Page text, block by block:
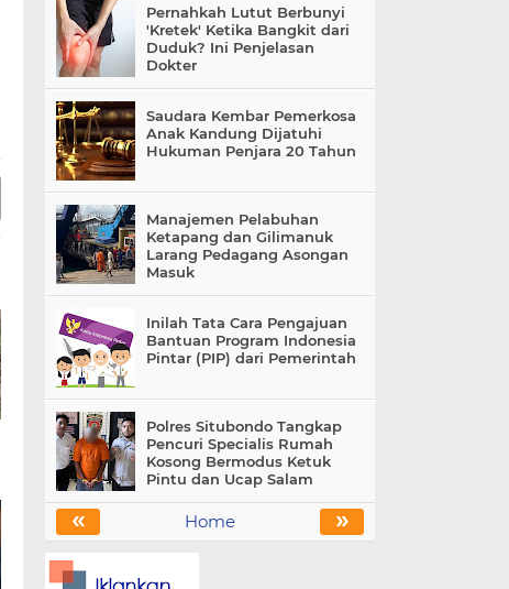
Pernahkah Lutut Berbunyi
'Kretek' Ketika Bangkit dari
Duduk? Ini Penjelasan
Dokter
Saudara Kembar Pemerkosa
Anak Kandung Dijatuhi
Hukuman Penjara 20 Tahun
Manajemen Pelabuhan
Ketapang dan Gilimanuk
Larang Pedagang Asongan
Masuk
Inilah Tata Cara Pengajuan
Bantuan Program Indonesia
Pintar (PIP) dari Pemerintah
Polres Situbondo Tangkap
Pencuri Specialis Rumah
Kosong Bermodus Ketuk
Pintu dan Ucap Salam
« »
Home